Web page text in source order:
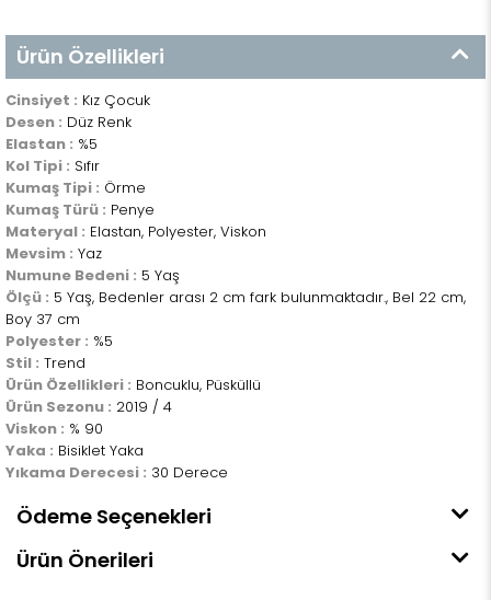
Ürün Özellikleri
Cinsiyet : Kız Çocuk
Desen : Düz Renk
Elastan : %5
Kol Tipi : Sıfır
Kumaş Tipi : Örme
Kumaş Türü : Penye
Materyal : Elastan, Polyester, Viskon
Mevsim : Yaz
Numune Bedeni : 5 Yaş
Ölçü : 5 Yaş, Bedenler arası 2 cm fark bulunmaktadır., Bel 22 cm,
Boy 37 cm
Polyester : %5
Stil : Trend
Ürün Özellikleri : Boncuklu, Püsküllü
Ürün Sezonu : 2019 / 4
Viskon : % 90
Yaka : Bisiklet Yaka
Yıkama Derecesi : 30 Derece
Ödeme Seçenekleri
Ürün Önerileri